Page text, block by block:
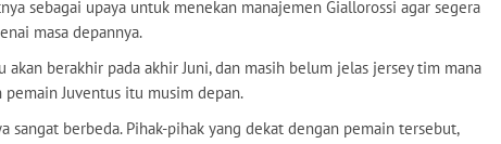
sebagai upaya untuk menekan manajemen Giallorossi agar segera
masa depannya.
berakhir pada akhir Juni, dan masih belum jelas jersey tim mana
Juventus itu musim depan.
sangat berbeda. Pihak-pihak yang dekat dengan pemain tersebut,